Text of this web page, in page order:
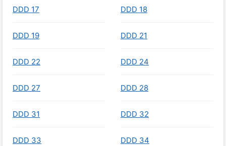
DDD 17 DDD 18
DDD 19 DDD 21
DDD 22 DDD 24
DDD 27 DDD 28
DDD 31 DDD 32
DDD 33 DDD 34